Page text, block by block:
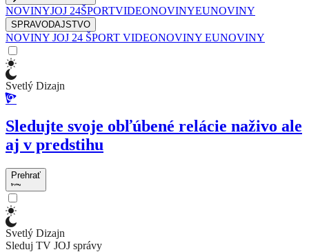
NOVINYJOJ 24ŠPORTVIDEONOVINYEUNOVINY
SPRAVODAJSTVO
NOVINY JOJ 24 ŠPORT VIDEONOVINY EUNOVINY
Svetlý Dizajn
Sledujte svoje obľúbené relácie naživo ale
aj v predstihu
Prehrať
Svetlý Dizajn
Sleduj TV JOJ správy